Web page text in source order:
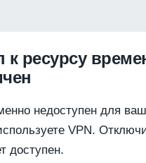
к ресурсу
недоступен для
VPN.
доступен.